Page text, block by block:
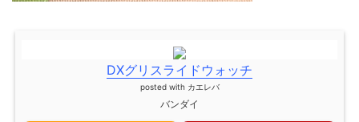
DXグリスライドウォッチ
posted with カエレバ
バンダイ